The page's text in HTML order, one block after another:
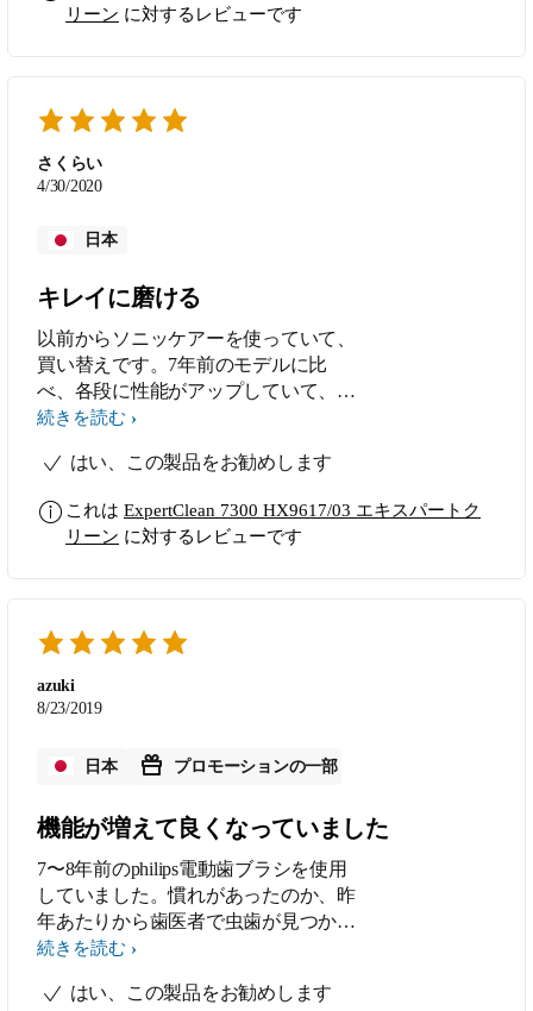
リーン に対するレビューです
さくらい
4/30/2020
日本
キレイに磨ける
以前からソニッケアーを使っていて、
買い替えです。7年前のモデルに比
べ、各段に性能がアップしていて、歯
垢の取れ具合も上がり、歯の着色も歯
らいの状態が維持できています。付属
先日入院したときにとても役立ちまし
た。
続きを読む
はい、この製品をお勧めします
これは ExpertClean 7300 HX9617/03 エキスパートク
リーン に対するレビューです
azuki
8/23/2019
日本 プロモーションの一部
機能が増えて良くなっていました
7〜8年前のphilips電動歯ブラシを使用
していました。慣れがあったのか、昨
年あたりから歯医者で虫歯が見つかり
だし、良いきっかけだと思いモニター
は無かった、押さえつけすぎるとスト
続きを読む
はい、この製品をお勧めします